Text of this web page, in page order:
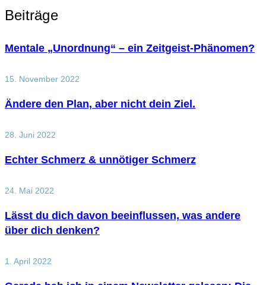
Beiträge
Mentale „Unordnung“ – ein Zeitgeist-Phänomen?
15. November 2022
Ändere den Plan, aber nicht dein Ziel.
28. Juni 2022
Echter Schmerz & unnötiger Schmerz
24. Mai 2022
Lässt du dich davon beeinflussen, was andere
über dich denken?
1. April 2022